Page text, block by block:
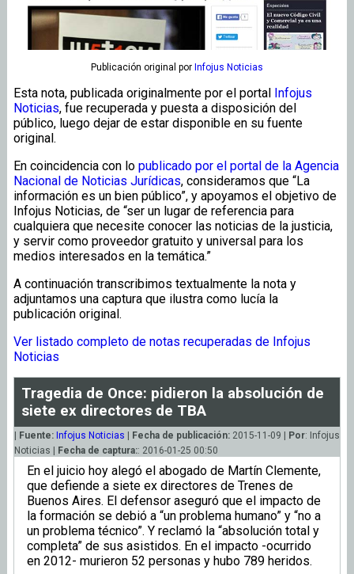
Publicación original por Infojus Noticias
Esta nota, publicada originalmente por el portal Infojus
Noticias, fue recuperada y puesta a disposición del
público, luego dejar de estar disponible en su fuente
original.
En coincidencia con lo publicado por el portal de la Agencia
Nacional de Noticias Jurídicas, consideramos que “La
información es un bien público”, y apoyamos el objetivo de
Infojus Noticias, de “ser un lugar de referencia para
cualquiera que necesite conocer las noticias de la justicia,
y servir como proveedor gratuito y universal para los
medios interesados en la temática.”
A continuación transcribimos textualmente la nota y
adjuntamos una captura que ilustra como lucía la
publicación original.
Ver listado completo de notas recuperadas de Infojus
Noticias
Tragedia de Once: pidieron la absolución de
siete ex directores de TBA
Fuente: Infojus Noticias Fecha de publicación: 2015-11-09 | Por: Infojus
Noticias |
Fecha de captura:: 2016-01-25 00:50
En el juicio hoy alegó el abogado de Martín Clemente,
que defiende a siete ex directores de Trenes de
Buenos Aires. El defensor aseguró que el impacto de
la formación se debió a “un problema humano” y “no a
un problema técnico”. Y reclamó la “absolución total y
completa” de sus asistidos. En el impacto -ocurrido
en 2012- murieron 52 personas y hubo 789 heridos.